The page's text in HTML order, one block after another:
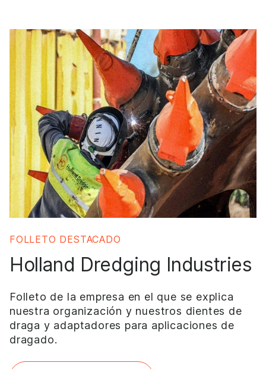
FOLLETO DESTACADO
Holland Dredging Industries
Folleto de la empresa en el que se explica
nuestra organización y nuestros dientes de
draga y adaptadores para aplicaciones de
dragado.